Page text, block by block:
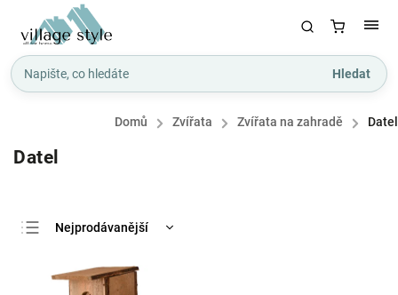
Hledat
Domů / Zvířata / Zvířata na zahradě / Datel
Datel
Nejprodávanější
Nejdražší